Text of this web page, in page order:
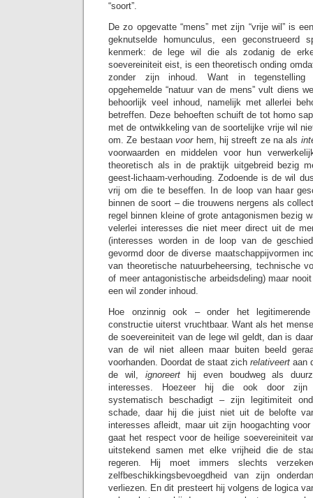
“soort”.
De zo opgevatte “mens” met zijn “vrije wil” is
geknutselde homunculus, een geconstrueerd
kenmerk: de lege wil die als zodanig de
soevereiniteit eist, is een theoretisch onding
zonder zijn inhoud. Want in tegenstelling
opgehemelde “natuur van de mens” vult diens
behoorlijk veel inhoud, namelijk met allerlei
betreffen. Deze behoeften schuift de tot homo
met de ontwikkeling van de soortelijke vrije wil
om. Ze bestaanvoorhem, hij streeft ze na als
voorwaarden en middelen voor hun
theoretisch als in de praktijk uitgebreid bezig
geest-lichaam-verhouding. Zodoende is de wil
vrij om die te beseffen. In de loop van haar
binnen de soort – die trouwens nergens als
regel binnen kleine of grote antagonismen bezig
velerlei interesses die niet meer direct uit de
(interesses worden in de loop van de
gevormd door de diverse maatschappijvormen
van theoretische natuurbeheersing, technische
of meer antagonistische arbeidsdeling) maar
een wil zonder inhoud.
Hoe onzinnig ook – onder het
constructie uiterst vruchtbaar. Want als het
de soevereiniteit van de lege wil geldt, dan is
van de wil niet alleen maar buiten beeld
voorhanden. Doordat de staat zich relativeert aan
de wil, ignoreert
hij even boudweg als
interesses. Hoezeer hij die ook door zijn
systematisch beschadigt – zijn legitimiteit
schade, daar hij die juist niet uit de belofte
interesses afleidt, maar uit zijn hoogachting voor
gaat het respect voor de heilige soevereiniteit
uitstekend samen met elke vrijheid die de
regeren. Hij moet immers slechts
zelfbeschikkingsbevoegdheid van zijn
verliezen. En dit presteert hij volgens de logica